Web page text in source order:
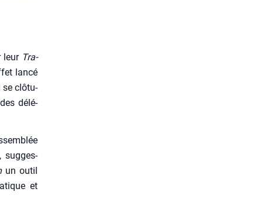
leur Tra­
lan­cé
se clô­tu­
délé­
sug­ges­
un outil
et